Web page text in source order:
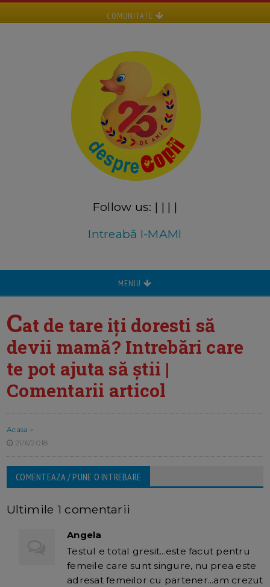
COMUNITATE
Follow us: | | | |
Intreabă I-MAMI
MENIU
Cat de tare iți doresti să
devii mamă? Intrebări care
te pot ajuta să știi |
Comentarii articol
Acasa >
21/6/2018
COMENTEAZA / PUNE O INTREBARE
Ultimile 1 comentarii
Angela
Testul e total gresit...este facut pentru
femeile care sunt singure, nu prea este
adresat femeilor cu partener...am crezut